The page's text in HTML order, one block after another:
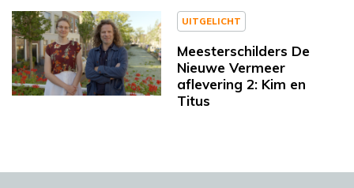
UITGELICHT
Meesterschilders De
Nieuwe Vermeer
aflevering 2: Kim en
Titus